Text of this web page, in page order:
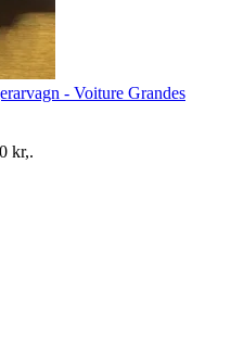
- Voiture Grandes
kr,.